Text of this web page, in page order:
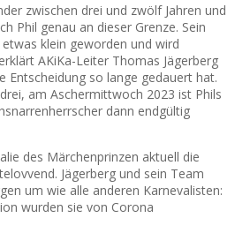
zwischen drei und zwölf Jahren und
Phil genau an dieser Grenze. Sein
klein geworden und wird
AKiKa-Leiter Thomas Jägerberg
Entscheidung so lange gedauert hat.
am Aschermittwoch 2023 ist Phils
dann endgültig
des Märchenprinzen aktuell die
Jägerberg und sein Team
um wie alle anderen Karnevalisten:
wurden sie von Corona